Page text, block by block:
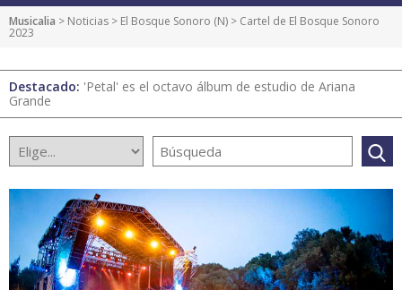
Musicalia > Noticias > El Bosque Sonoro (N) > Cartel de El Bosque Sonoro
2023
Destacado: 'Petal' es el octavo álbum de estudio de Ariana
Grande